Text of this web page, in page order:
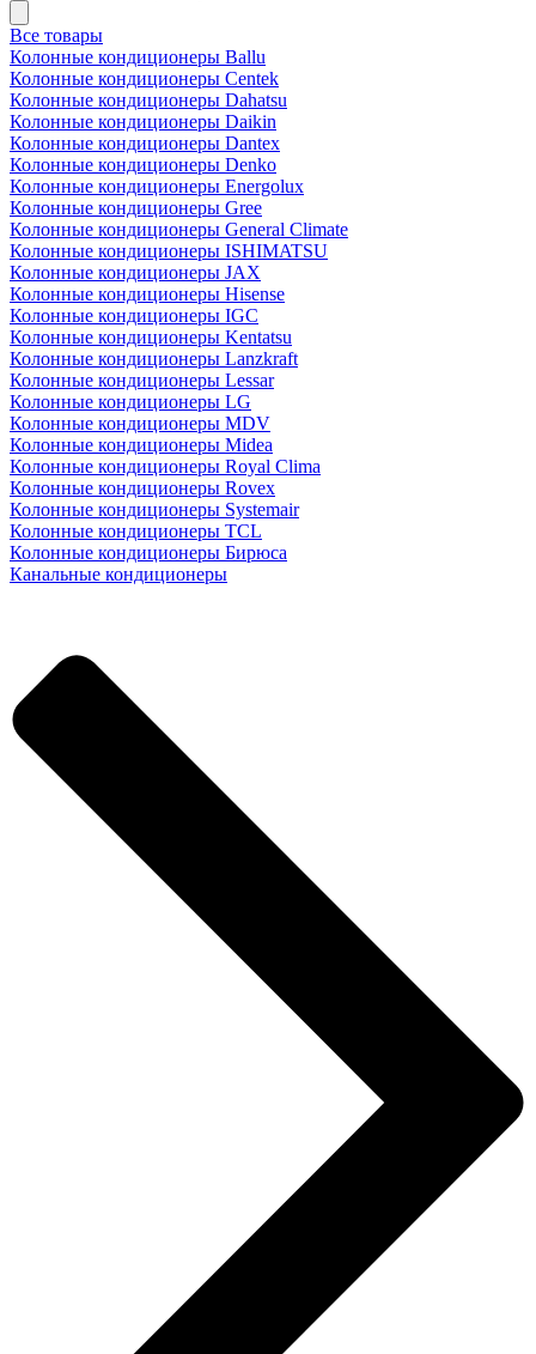
Все товары
Колонные кондиционеры Ballu
Колонные кондиционеры Centek
Колонные кондиционеры Dahatsu
Колонные кондиционеры Daikin
Колонные кондиционеры Dantex
Колонные кондиционеры Denko
Колонные кондиционеры Energolux
Колонные кондиционеры Gree
Колонные кондиционеры General Climate
Колонные кондиционеры ISHIMATSU
Колонные кондиционеры JAX
Колонные кондиционеры Hisense
Колонные кондиционеры IGC
Колонные кондиционеры Kentatsu
Колонные кондиционеры Lanzkraft
Колонные кондиционеры Lessar
Колонные кондиционеры LG
Колонные кондиционеры MDV
Колонные кондиционеры Midea
Колонные кондиционеры Royal Clima
Колонные кондиционеры Rovex
Колонные кондиционеры Systemair
Колонные кондиционеры TCL
Колонные кондиционеры Бирюса
Канальные кондиционеры